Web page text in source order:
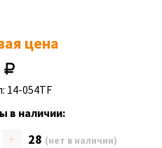
цена
14-054TF
в наличии:
+ 28 (нет в наличии)